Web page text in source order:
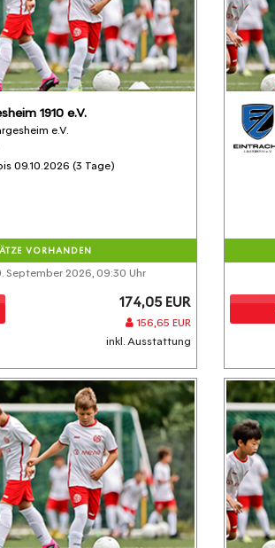
1910 e.V.
e.V.
09.10.2026 (3 Tage)
VORHANDEN
September 2026, 09:30 Uhr
174,05 EUR
156,65 EUR
inkl. Ausstattung